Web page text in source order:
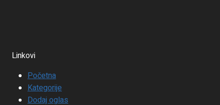
Linkovi
Početna
Kategorije
Dodaj oglas